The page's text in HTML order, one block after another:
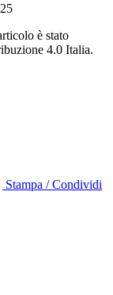
è stato
4.0 Italia.
Stampa / Condividi